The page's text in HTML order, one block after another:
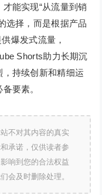
能实现“从流量到销
选择，而是根据产品
爆发式流量，
Shorts助力长期沉
持续创新和精细运
要素。
不对其内容的真实
承诺，仅供读者参
响到您的合法权益
会及时删除处理。